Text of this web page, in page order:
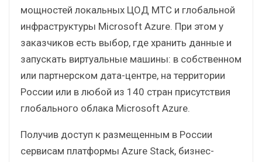
мощностей локальных ЦОД МТС и глобальной
инфраструктуры Microsoft Azure. При этом у
заказчиков есть выбор, где хранить данные и
запускать виртуальные машины: в собственном
или партнерском дата-центре, на территории
России или в любой из 140 стран присутствия
глобального облака Microsoft Azure.
Получив доступ к размещенным в России
сервисам платформы Azure Stack, бизнес-